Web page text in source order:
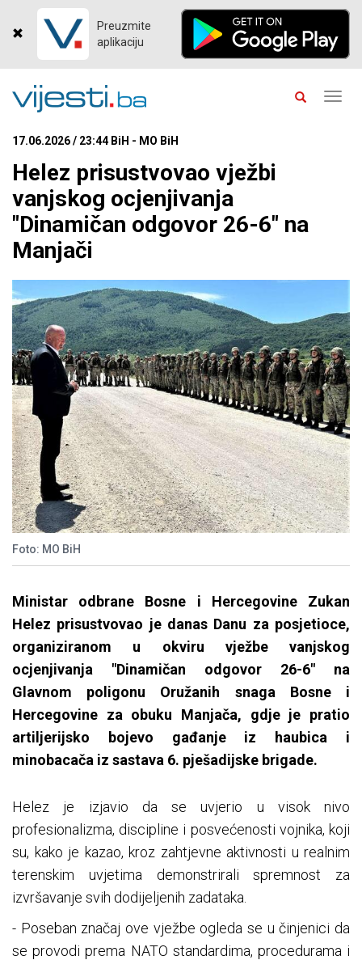
Preuzmite
aplikaciju
17.06.2026 / 23:44 BiH - MO BiH
Helez prisustvovao vježbi
vanjskog ocjenjivanja
"Dinamičan odgovor 26-6" na
Manjači
Foto: MO BiH
Ministar odbrane Bosne i Hercegovine Zukan
Helez prisustvovao je danas Danu za posjetioce,
organiziranom u okviru vježbe vanjskog
ocjenjivanja "Dinamičan odgovor 26-6" na
Glavnom poligonu Oružanih snaga Bosne i
Hercegovine za obuku Manjača, gdje je pratio
artiljerijsko bojevo gađanje iz haubica i
minobacača iz sastava 6. pješadijske brigade.
Helez je izjavio da se uvjerio u visok nivo
profesionalizma, discipline i posvećenosti vojnika, koji
su, kako je kazao, kroz zahtjevne aktivnosti u realnim
terenskim uvjetima demonstrirali spremnost za
izvršavanje svih dodijeljenih zadataka.
- Poseban značaj ove vježbe ogleda se u činjenici da
se provodi prema NATO standardima, procedurama i